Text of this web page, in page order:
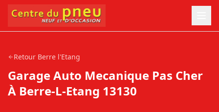
Retour Berre l'Etang
Garage Auto Mecanique Pas Cher
À Berre-L-Etang 13130